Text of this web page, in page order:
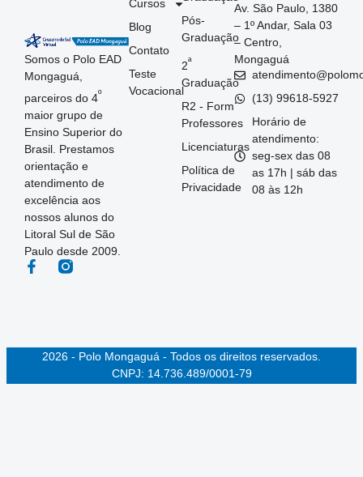
Somos o Polo EAD
Mongaguá,
parceiros do 4º
maior grupo de
Ensino Superior do
Brasil. Prestamos
orientação e
atendimento de
excelência aos
nossos alunos do
Litoral Sul de São
Paulo desde 2009.
Pós-
Graduação
2ª
Graduação
R2 - Form
Professores
Licenciaturas
Política de
Privacidade
Cursos
Blog
Contato
Teste
Vocacional
Av. São Paulo, 1380
– 1º Andar, Sala 03
– Centro,
Mongaguá
(13) 99618-5927
Horário de
atendimento:
seg-sex das 08
as 17h | sáb das
08 às 12h
2026 - Polo Mongaguá - Todos os direitos reservados.
CNPJ: 14.736.489/0001-79